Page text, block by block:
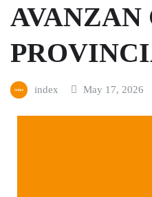
AVANZAN
index May 17, 2026